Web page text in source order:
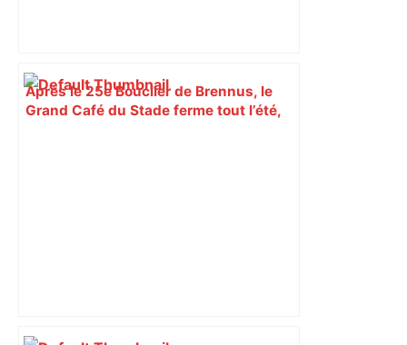
Après le 25e Bouclier de Brennus, le
Grand Café du Stade ferme tout l’été,